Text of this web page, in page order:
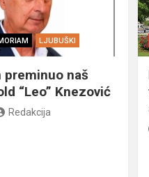
LJUBUŠKI
preminuo naš
“Leo” Knezović
Redakcija